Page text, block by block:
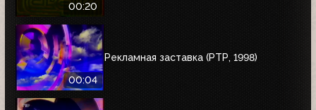
00:20
00:04
Рекламная заставка (РТР, 1998)